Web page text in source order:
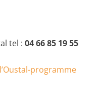
tel : 04 66 85 19 55
programme